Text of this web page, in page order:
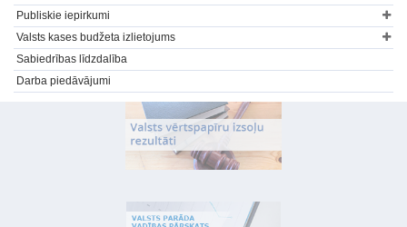
Publiskie iepirkumi
Valsts kases budžeta izlietojums
Sabiedrības līdzdalība
Darba piedāvājumi